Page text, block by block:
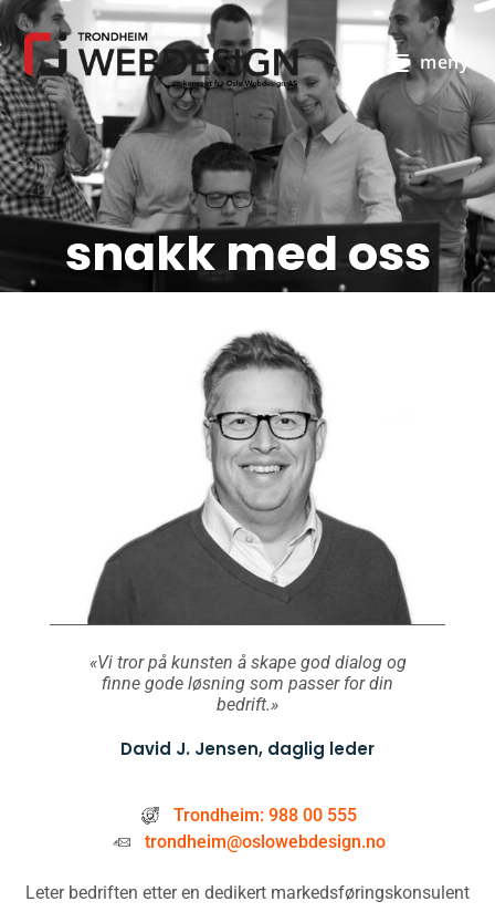
meny
snakk med oss
«Vi tror på kunsten å skape god dialog og
finne gode løsning som passer for din
bedrift.»
David J. Jensen, daglig leder
Trondheim: 988 00 555
trondheim@oslowebdesign.no
Leter bedriften etter en dedikert markedsføringskonsulent